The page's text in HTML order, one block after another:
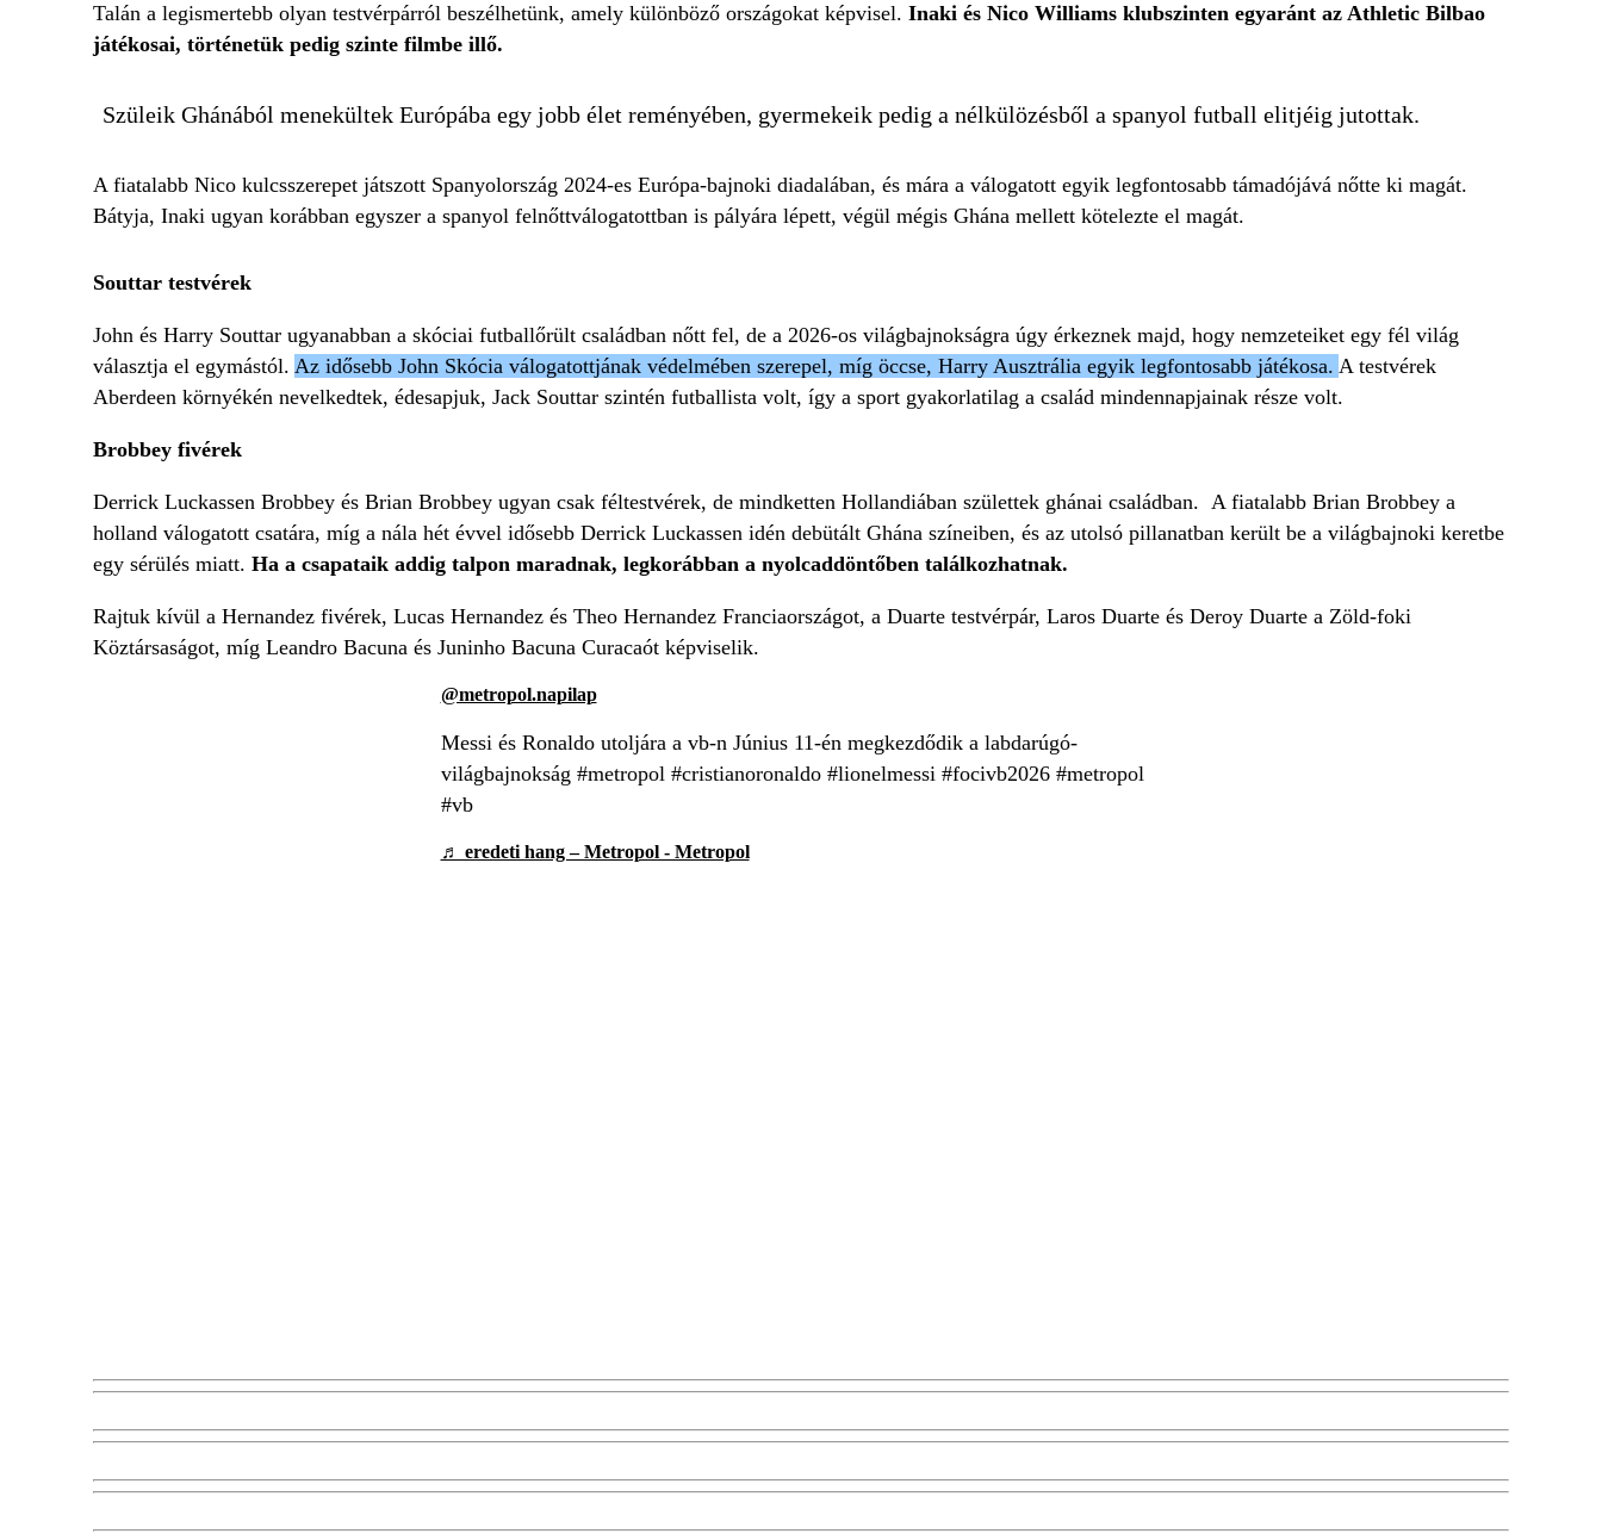
Talán a legismertebb olyan testvérpárról beszélhetünk, amely különböző országokat képvisel. Inaki és Nico Williams klubszinten egyaránt az Athletic Bilbao
játékosai, történetük pedig szinte filmbe illő.
Szüleik Ghánából menekültek Európába egy jobb élet reményében, gyermekeik pedig a nélkülözésből a spanyol futball elitjéig jutottak.
A fiatalabb Nico kulcsszerepet játszott Spanyolország 2024-es Európa-bajnoki diadalában, és mára a válogatott egyik legfontosabb támadójává nőtte ki magát.
Bátyja, Inaki ugyan korábban egyszer a spanyol felnőttválogatottban is pályára lépett, végül mégis Ghána mellett kötelezte el magát.
Souttar testvérek
John és Harry Souttar ugyanabban a skóciai futballőrült családban nőtt fel, de a 2026-os világbajnokságra úgy érkeznek majd, hogy nemzeteiket egy fél világ
választja el egymástól. Az idősebb John Skócia válogatottjának védelmében szerepel, míg öccse, Harry Ausztrália egyik legfontosabb játékosa. A testvérek
Aberdeen környékén nevelkedtek, édesapjuk, Jack Souttar szintén futballista volt, így a sport gyakorlatilag a család mindennapjainak része volt.
Brobbey fivérek
Derrick Luckassen Brobbey és Brian Brobbey ugyan csak féltestvérek, de mindketten Hollandiában születtek ghánai családban. A fiatalabb Brian Brobbey a
holland válogatott csatára, míg a nála hét évvel idősebb Derrick Luckassen idén debütált Ghána színeiben, és az utolsó pillanatban került be a világbajnoki keretbe
egy sérülés miatt. Ha a csapataik addig talpon maradnak, legkorábban a nyolcaddöntőben találkozhatnak.
Rajtuk kívül a Hernandez fivérek, Lucas Hernandez és Theo Hernandez Franciaországot, a Duarte testvérpár, Laros Duarte és Deroy Duarte a Zöld-foki
Köztársaságot, míg Leandro Bacuna és Juninho Bacuna Curacaót képviselik.
@metropol.napilap
Messi és Ronaldo utoljára a vb-n Június 11-én megkezdődik a labdarúgó-
világbajnokság #metropol #cristianoronaldo #lionelmessi #focivb2026 #metropol
#vb
♬ eredeti hang – Metropol - Metropol